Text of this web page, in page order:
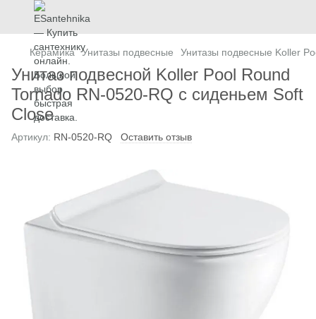
Керамика Унитазы подвесные Унитазы подвесные Koller
Унитаз подвесной Koller Pool Round
Tornado RN-0520-RQ с сиденьем Soft
Close
Артикул: RN-0520-RQ Оставить отзыв